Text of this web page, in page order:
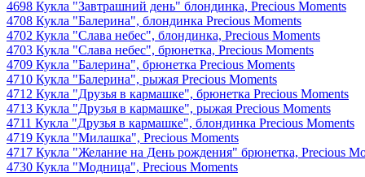
4698 Кукла "Завтрашний день" блондинка, Precious Moments
4708 Кукла "Балерина", блондинка Precious Moments
4702 Кукла "Слава небес", блондинка, Precious Moments
4703 Кукла "Слава небес", брюнетка, Precious Moments
4709 Кукла "Балерина", брюнетка Precious Moments
4710 Кукла "Балерина", рыжая Precious Moments
4712 Кукла "Друзья в кармашке", брюнетка Precious Moments
4713 Кукла "Друзья в кармашке", рыжая Precious Moments
4711 Кукла "Друзья в кармашке", блондинка Precious Moments
4719 Кукла "Милашка", Precious Moments
4717 Кукла "Желание на День рождения" брюнетка, Precious
4730 Кукла "Модница", Precious Moments